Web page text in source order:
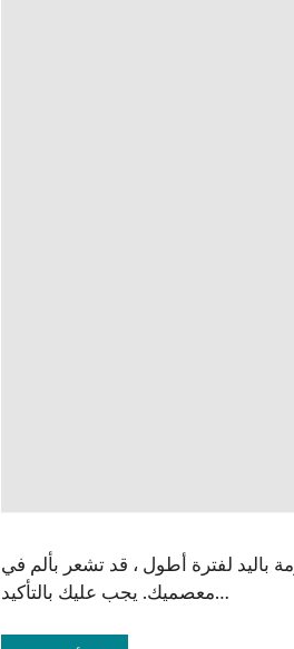
باليد لفترة أطول ، قد تشعر بألم في
معصميك. يجب عليك بالتأكيد…